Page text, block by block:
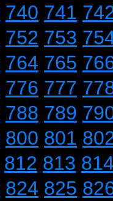
740 741
752 753
764 765
776 777
788 789
800 801
812 813
824 825